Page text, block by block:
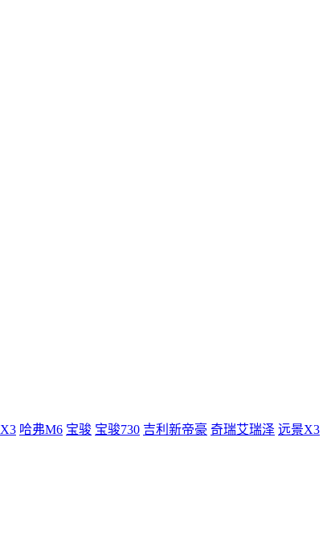
哈弗M6 宝骏 宝骏730 吉利新帝豪 奇瑞艾瑞泽 远景X3